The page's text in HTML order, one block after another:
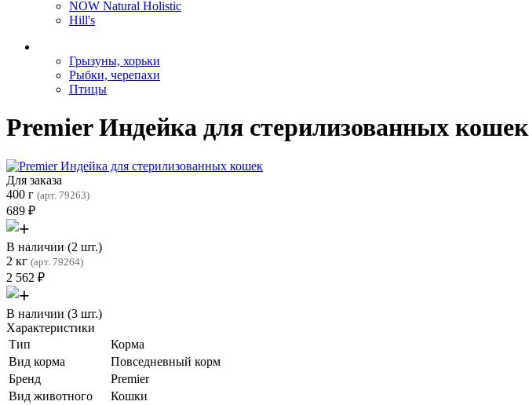
NOW Natural Holistic
Hill's
Грызуны, хорьки
Рыбки, черепахи
Птицы
Premier Индейка для стерилизованных кошек
Для заказа
400 г (арт. 79263)
689 ₽
В наличии (2 шт.)
2 кг (арт. 79264)
2 562 ₽
В наличии (3 шт.)
Характеристики
Тип
Корма
Вид корма
Повседневный корм
Бренд
Premier
Вид животного
Кошки